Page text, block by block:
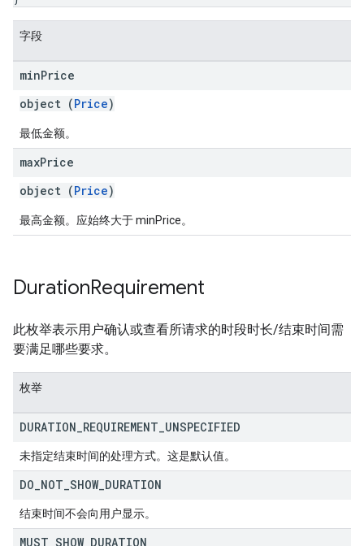
字段
minPrice
object (Price)
最低金额。
maxPrice
object (Price)
最高金额。应始终大于 minPrice。
DurationRequirement
此枚举表示用户确认或查看所请求的时段时长/结束时间需
要满足哪些要求。
枚举
DURATION REQUIREMENT UNSPECIFIED
未指定结束时间的处理方式。这是默认值。
DO NOT SHOW_ DURATION
结束时间不会向用户显示。
MUST SHOW_ DURATION